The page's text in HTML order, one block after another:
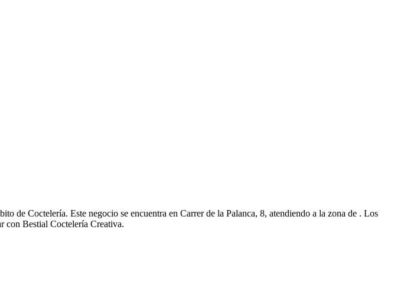
de Coctelería. Este negocio se encuentra en Carrer de la Palanca, 8, atendiendo a la zona de . Los
con Bestial Coctelería Creativa.